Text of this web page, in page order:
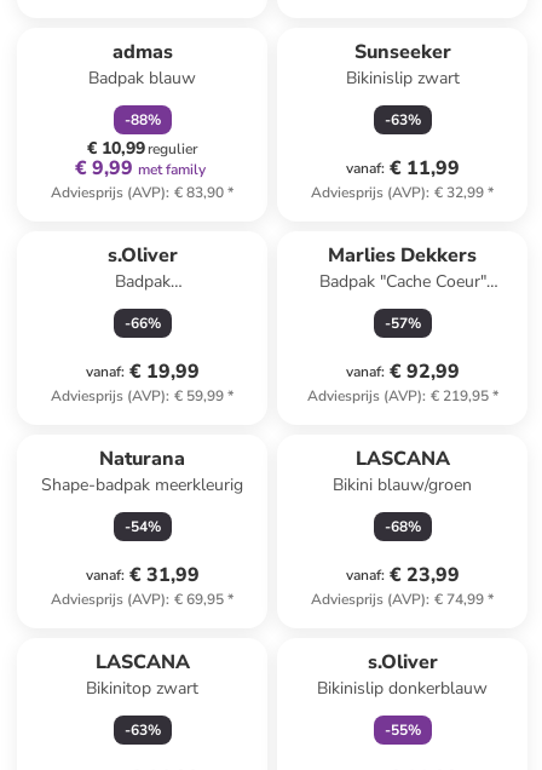
admas
Badpak blauw
-88%
€ 10,99regulier
€ 9,99 met family
Adviesprijs (AVP): € 83,90*
Sunseeker
Bikinislip zwart
-63%
vanaf: € 11,99
Adviesprijs (AVP): € 32,99*
s.Oliver
Badpak
crème/lichtroze/olijfgroen
-66%
vanaf: € 19,99
Adviesprijs (AVP): € 59,99*
Marlies Dekkers
Badpak "Cache Coeur"
donkerblauw
-57%
vanaf: € 92,99
Adviesprijs (AVP): € 219,95*
Naturana
Shape-badpak meerkleurig
-54%
vanaf: € 31,99
Adviesprijs (AVP): € 69,95*
LASCANA
Bikini blauw/groen
-68%
vanaf: € 23,99
Adviesprijs (AVP): € 74,99*
LASCANA
Bikinitop zwart
-63%
s.Oliver
Bikinislip donkerblauw
-55%